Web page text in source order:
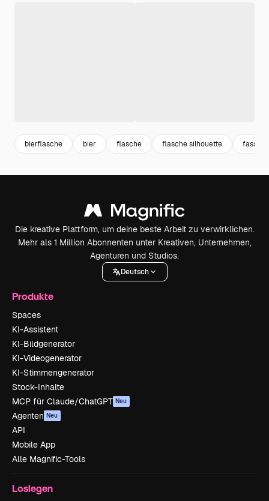
bierflasche bier flasche flasche silhouette fass
Die kreative Plattform, um deine beste Arbeit zu verwirklichen.
Mehr als 1 Million Abonnenten unter Kreativen, Unternehmen,
Agenturen und Studios.
Deutsch
Produkte
Spaces
KI-Assistent
KI-Bildgenerator
KI-Videogenerator
KI-Stimmengenerator
Stock-Inhalte
MCP für Claude/ChatGPT Neu
Agenten Neu
API
Mobile App
Alle Magnific-Tools
Loslegen